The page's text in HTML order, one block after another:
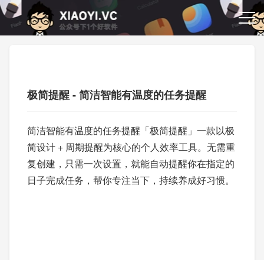
极简提醒 - 简洁智能有温度的任务提醒
简洁智能有温度的任务提醒「极简提醒」一款以极
简设计 + 周期提醒为核心的个人效率工具。无需重
复创建，只需一次设置，就能自动提醒你在指定的
日子完成任务，帮你专注当下，持续养成好习惯。